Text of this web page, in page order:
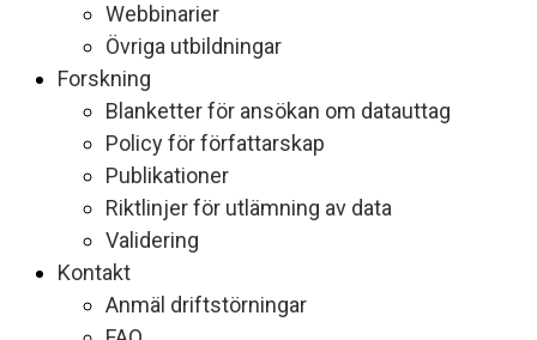
Webbinarier
Övriga utbildningar
Forskning
Blanketter för ansökan om datauttag
Policy för författarskap
Publikationer
Riktlinjer för utlämning av data
Validering
Kontakt
Anmäl driftstörningar